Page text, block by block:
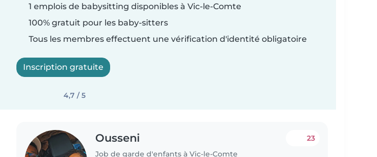
1 emplois de babysitting disponibles à Vic-le-Comte
100% gratuit pour les baby-sitters
Tous les membres effectuent une vérification d'identité obligatoire
Inscription gratuite
4,7 / 5
Ousseni
Job de garde d'enfants à Vic-le-Comte
23